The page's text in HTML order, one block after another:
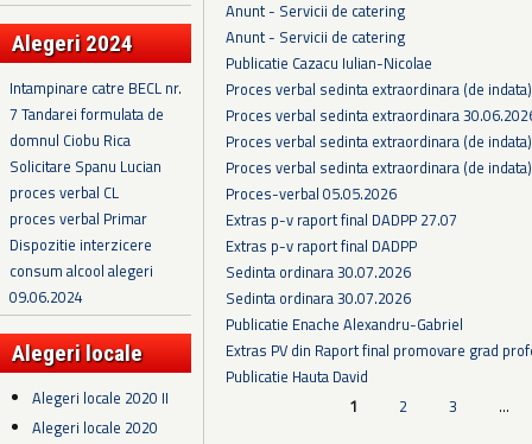
Alegeri 2024
Intampinare catre BECL nr.
7 Tandarei formulata de
domnul Ciobu Rica
Solicitare Spanu Lucian
proces verbal CL
proces verbal Primar
Dispozitie interzicere
consum alcool alegeri
09.06.2024
Alegeri locale
Alegeri locale 2020 II
Alegeri locale 2020
Anunt - Servicii de catering
Anunt - Servicii de catering
Publicatie Cazacu Iulian-Nicolae
Proces verbal sedinta extraordinara (de
Proces verbal sedinta extraordinara
Proces verbal sedinta extraordinara (de
Proces verbal sedinta extraordinara (de
Proces-verbal 05.05.2026
Extras p-v raport final DADPP 27.07
Extras p-v raport final DADPP
Sedinta ordinara 30.07.2026
Sedinta ordinara 30.07.2026
Publicatie Enache Alexandru-Gabriel
Extras PV din Raport final promovare grad
Publicatie Hauta David
1 2 3 …